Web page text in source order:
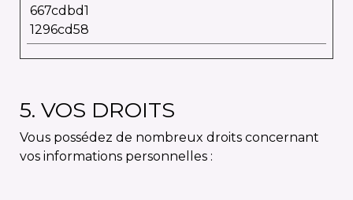
667cdbd1
1296cd58
5. VOS DROITS
Vous possédez de nombreux droits concernant
vos informations personnelles :